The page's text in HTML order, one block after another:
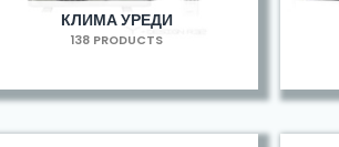
КЛИМА УРЕДИ
138 PRODUCTS